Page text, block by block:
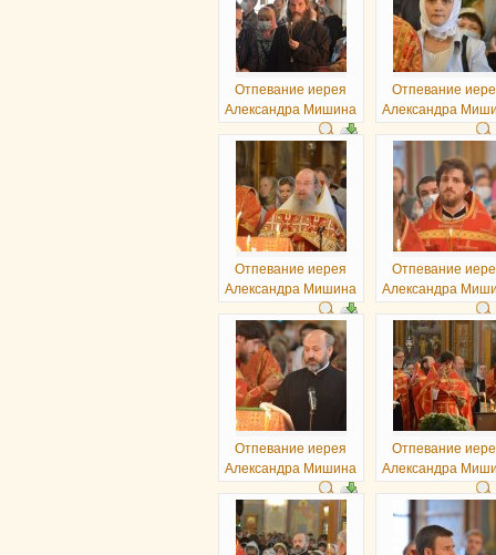
Отпевание иерея
Александра Мишина
Отпевание
Александра
Отпевание иерея
Александра Мишина
Отпевание
Александра
Отпевание иерея
Александра Мишина
Отпевание
Александра